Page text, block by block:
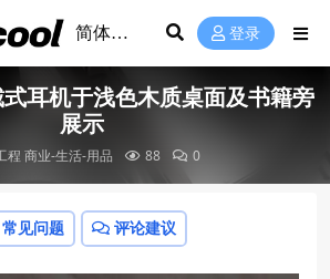
登录
耳机于浅色木质桌面及书籍旁
展示
程 商业-生活-用品 88 0
常见问题 评论建议